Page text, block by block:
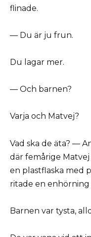
flinade.
— Du är ju frun.
Du lagar mer.
— Och barnen?
Varja och Matvej?
Vad ska de äta? —
där femårige
en plastflaska med
ritade en enhörning
Barnen var tysta,